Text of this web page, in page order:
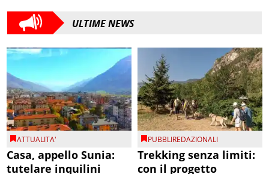
ULTIME NEWS
ATTUALITA'
Casa, appello Sunia:
tutelare inquilini
PUBBLIREDAZIONALI
Trekking senza limiti:
con il progetto